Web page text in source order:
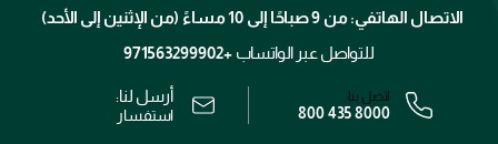
الوظائف
الشروط و الأحكام
رقم السجل التجاري: 7013320481 — صادر من وزارة التجارة
الاتصال الهاتفي: من 9 صباحًا إلى 10 مساءً (من الإثنين إلى الأحد)
للتواصل عبر الواتساب +971563299902
اتصل بنا:
800 435 8000
أرسل لنا:
استفسار